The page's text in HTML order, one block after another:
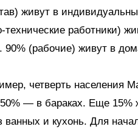
живут в
работники)
(рабочие) живут в
четверть населения
50% — в бараках. Еще 15%
и кухонь. Для